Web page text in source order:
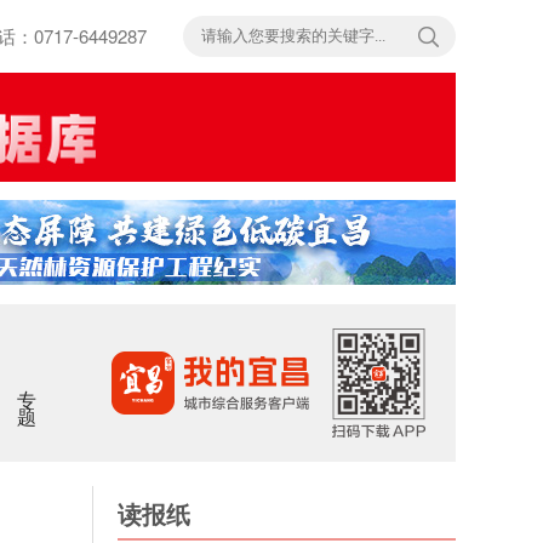
：0717-6449287
专题
读报纸